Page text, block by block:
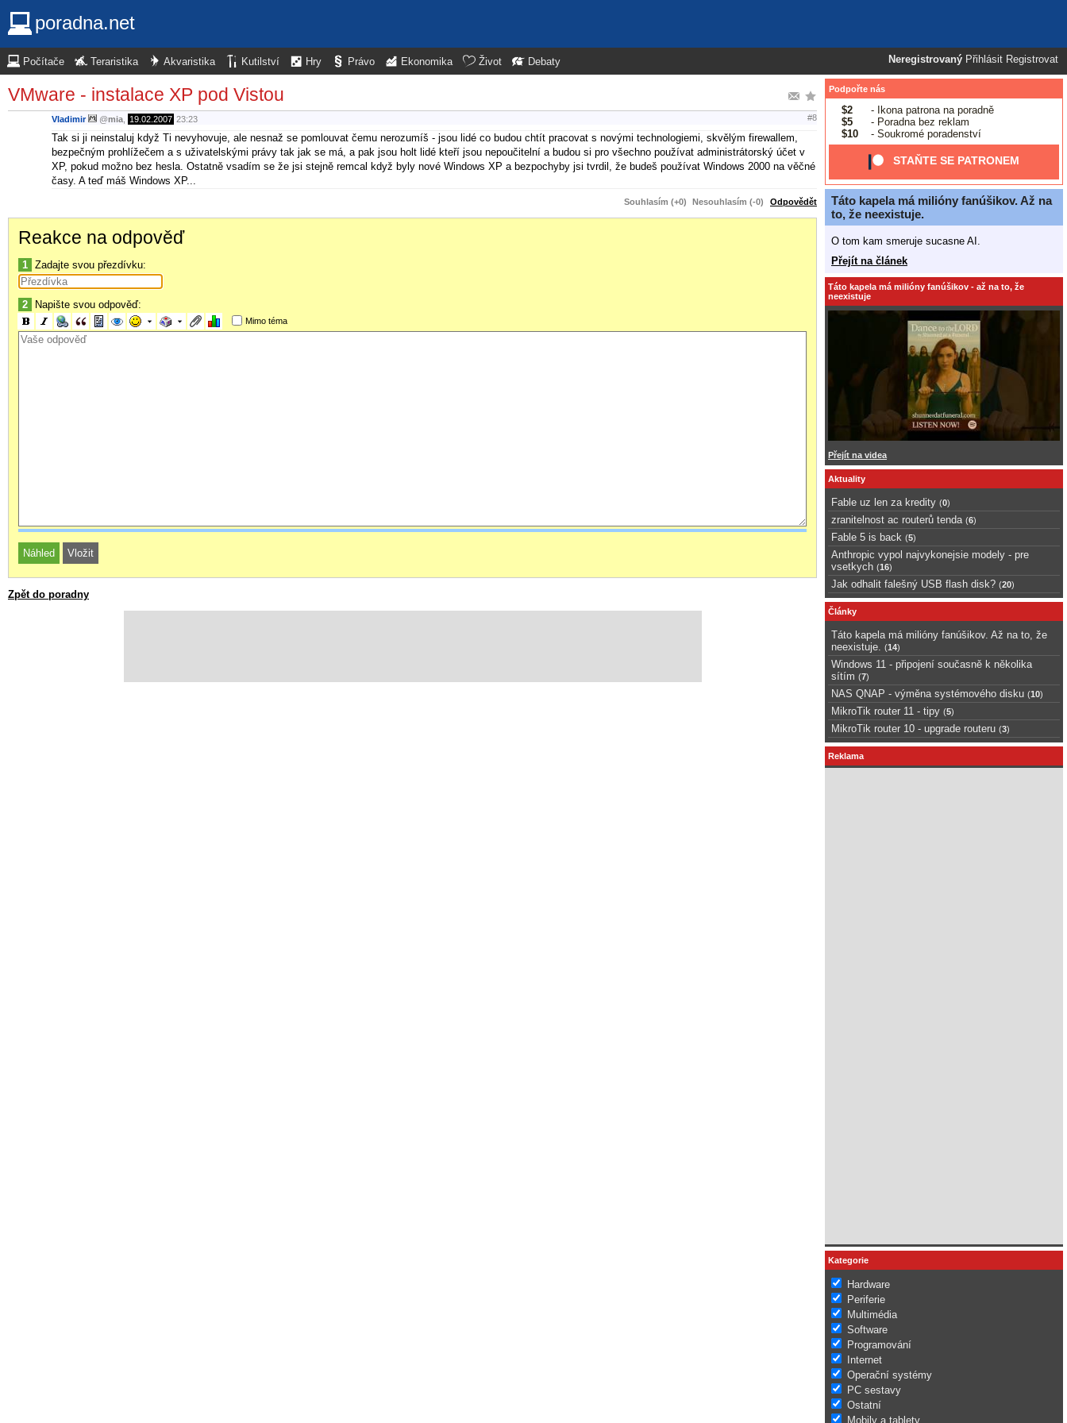
poradna.net
Neregistrovaný Přihlásit Registrovat
Počítače Teraristika Akvaristika Kutilství Hry Právo Ekonomika Život Debaty
VMware - instalace XP pod Vistou
Vladimir @mia 19.02.2007 23:23 #8
Tak si ji neinstaluj když Ti nevyhovuje, ale nesnaž se pomlouvat čemu nerozumíš - jsou lidé co budou chtít pracovat s novými technologiemi, skvělým firewallem,
bezpečným prohlížečem a s uživatelskými právy tak jak se má, a pak jsou holt lidé kteří jsou nepoučitelní a budou si pro všechno používat administrátorský účet v
XP, pokud možno bez hesla. Ostatně vsadím se že jsi stejně remcal když byly nové Windows XP a bezpochyby jsi tvrdil, že budeš používat Windows 2000 na věčné
časy. A teď máš Windows XP...
Souhlasím (+0) Nesouhlasím (-0) Odpovědět
Reakce na odpověď
1 Zadajte svou přezdívku:
2 Napište svou odpověď:
Mimo téma
Zpět do poradny
Podpořte nás
$2
- Ikona patrona na poradně
$5
- Poradna bez reklam
$10
- Soukromé poradenství
STAŇTE SE PATRONEM
Táto kapela má milióny fanúšikov. Až na
to, že neexistuje.
O tom kam smeruje sucasne AI.
Přejít na článek
Táto kapela má milióny fanúšikov - až na to, že
neexistuje
Přejít na videa
Aktuality
Fable uz len za kredity (0)
zranitelnost ac routerů tenda (6)
Fable 5 is back (5)
Anthropic vypol najvykonejsie modely - pre
vsetkych (16)
Jak odhalit falešný USB flash disk? (20)
Články
Táto kapela má milióny fanúšikov. Až na to, že
neexistuje.
(14)
Windows 11 - připojení současně k několika
sítím (7)
NAS QNAP - výměna systémového disku (10)
MikroTik router 11 - tipy (5)
MikroTik router 10 - upgrade routeru (3)
Reklama
Kategorie
Hardware
Periferie
Multimédia
Software
Programování
Internet
Operační systémy
PC sestavy
Ostatní
Mobily a tablety